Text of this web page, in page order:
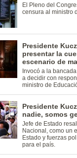
El Pleno del
censura al ministro
Presidente
presentar la
escenario de
Invocó a la
a decidir con
ministro de
Presidente
nadie, somos
Jefe de Estado
Nacional, como un
Estado y fuerzas
para el país.